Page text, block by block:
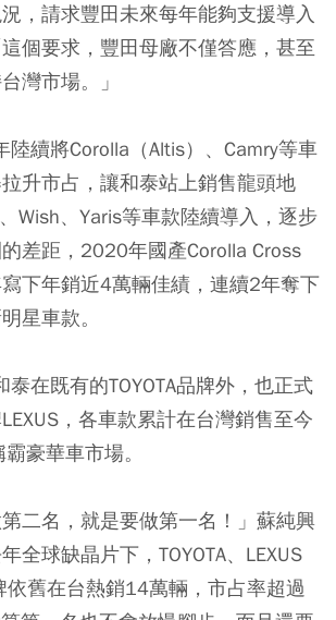
，請求豐田未來每年能夠支援導入
個要求，豐田母廠不僅答應，甚至
灣市場。」
續將Corolla（Altis）、Camry等車
升市占，讓和泰站上銷售龍頭地
Wish、Yaris等車款陸續導入，逐步
差距，2020年國產Corolla Cross
下年銷近4萬輛佳績，連續2年奪下
星車款。
在既有的TOYOTA品牌外，也正式
，各車款累計在台灣銷售至今
豪華車市場。
第二名，就是要做第一名！」蘇純興
全球缺晶片下，TOYOTA、LEXUS
依舊在台熱銷14萬輛，市占率超過